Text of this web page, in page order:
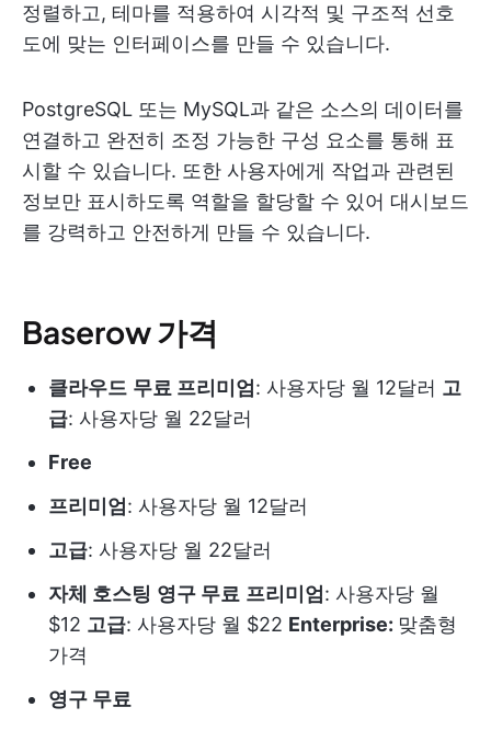
정렬하고, 테마를 적용하여 시각적 및 구조적 선호
도에 맞는 인터페이스를 만들 수 있습니다.
PostgreSQL 또는 MySQL과 같은 소스의 데이터를
연결하고 완전히 조정 가능한 구성 요소를 통해 표
시할 수 있습니다. 또한 사용자에게 작업과 관련된
정보만 표시하도록 역할을 할당할 수 있어 대시보드
를 강력하고 안전하게 만들 수 있습니다.
Baserow 가격
클라우드 무료 프리미엄 : 사용자당 월 12달러 고
급: 사용자당 월 22달러
Free
프리미엄 : 사용자당 월 12달러
고급: 사용자당 월 22달러
자체 호스팅 영구 무료 프리미엄 : 사용자당 월
$12 고급: 사용자당 월 $22 Enterprise: 맞춤형
가격
영구 무료